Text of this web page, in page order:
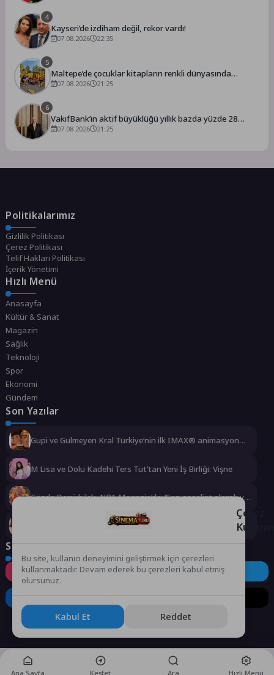
4
Kayseri’de izdiham değil, rekor vardı!
07.08.2026 22:35
5
Maltepe’de çocuklar kitapların renkli dünyasında
buluştu
07.08.2026 21:25
6
VakıfBank’ın aktif büyüklüğü yıllık bazda yüzde 28
artışla 5,8 trilyon TL’yi aştı
07.08.2026 21:25
Politikalarımız
Gizlilik Politikası
Çerez Politikası
Telif Hakları Politikası
İçerik Yönetimi
Hızlı Menü
Anasayfa
Kültür & Sanat
Magazin
Sağlık
Teknoloji
Spor
Ekonomi
Gündem
Son Yazılar
Gupi ve Gülmeyen Kral Türkiye’nin ilk IMAX® animasyon
M Lisa ve Dolu Kadehi Ters Tut’tan Yeni İş Birliği: Vişne
Gözde Demirbilek, NR1 Magazin’de: ‘Son assolist olarak var
Kayseri’de izdiham değil, rekor vardı!
Sosyal Medya
Instagram Facebook Twitter
LinkedIn YouTube TikTok
Ana Sayfa Keşfet Ara Hızlı Menü
Çerez
Bu site, kullanıcı deneyimini geliştirmek için çerezleri
kullanmaktadır. Devam ederek bu çerezleri kabul etmiş
olursunuz.
Kabul Et Reddet